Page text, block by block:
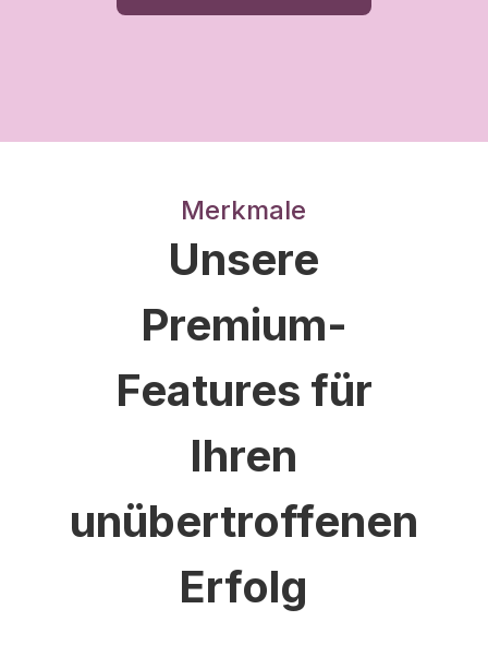
Merkmale
Unsere
Premium-
Features für
Ihren
unübertroffenen
Erfolg